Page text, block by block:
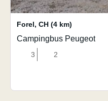
Forel, CH (4 km)
Campingbus Peugeot
3 2